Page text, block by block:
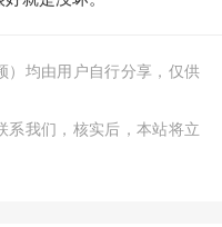
）均由用户自行分享，仅供
系我们，核实后，本站将立